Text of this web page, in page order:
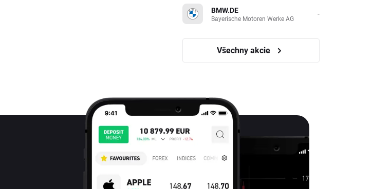
BMW.DE
Bayerische Motoren Werke AG -
Všechny akcie